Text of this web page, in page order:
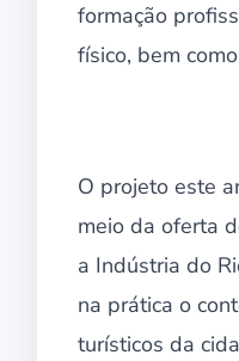
formação
físico, bem
O projeto este
meio da oferta
a Indústria do
na prática o
turísticos da